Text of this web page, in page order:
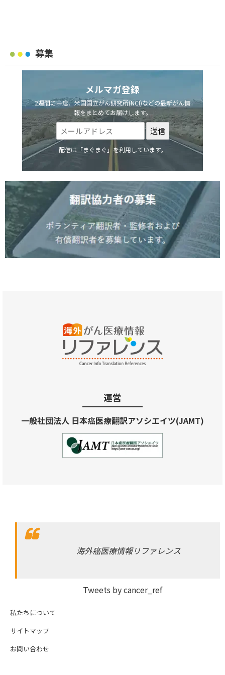
募集
メルマガ登録
2週間に一度、米国国立がん研究所(NCI)などの最新がん情
報をまとめてお届けします。
配信は「まぐまぐ」を利用しています。
運営
一般社団法人 日本癌医療翻訳アソシエイツ(JAMT)
海外癌医療情報リファレンス
Tweets by cancer_ref
私たちについて
サイトマップ
お問い合わせ